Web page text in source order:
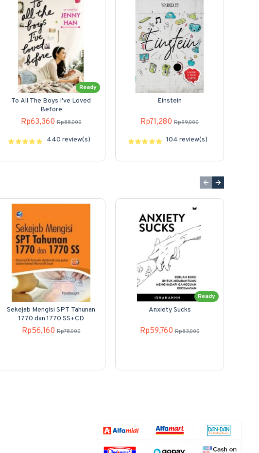
Ready
To All The Boys I've Loved
Before
Rp63,360 Rp88,000
440 review(s)
Einstein
Rp71,280 Rp99,000
104 review(s)
Sekejab Mengisi SPT Tahunan
1770 dan 1770 SS+CD
Rp56,160 Rp78,000
Ready
Anxiety Sucks
Rp59,760 Rp83,000